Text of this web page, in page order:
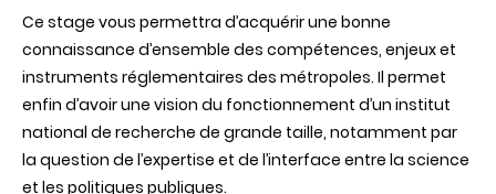
Ce stage vous permettra d’acquérir une bonne
connaissance d’ensemble des compétences, enjeux et
instruments réglementaires des métropoles. Il permet
enfin d’avoir une vision du fonctionnement d’un institut
national de recherche de grande taille, notamment par
la question de l’expertise et de l’interface entre la science
et les politiques publiques.